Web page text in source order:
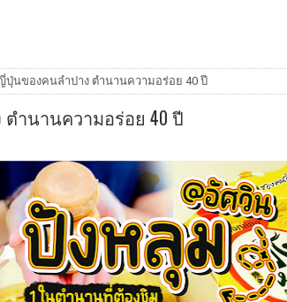
ปุ่นของคนลำปาง ตำนานความอร่อย 40 ปี
ำนานความอร่อย 40 ปี